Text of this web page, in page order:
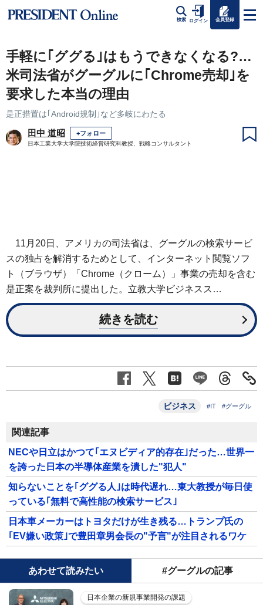
検索 ログイン 会員登録
手軽に｢ググる｣はもうできなくなる?…
米司法省がグーグルに｢Chrome売却｣を
要求した本当の理由
是正措置は｢Android規制｣など多岐にわたる
田中 道昭 +フォロー
日本工業大学大学院技術経営研究科教授、戦略コンサルタント
11月20日、アメリカの司法省は、グーグルの検索サービ
スの独占を解消するためとして、インターネット閲覧ソフ
ト（ブラウザ）「Chrome（クローム）」事業の売却を含む
是正案を裁判所に提出した。立教大学ビジネスス…
続きを読む
ビジネス #IT #グーグル
関連記事
NECや日立はかつて｢エヌビディア的存在｣だった…世界一
を誇った日本の半導体産業を潰した"犯人"
知らないことを｢ググる人｣は時代遅れ…東大教授が毎日使
っている｢無料で高性能の検索サービス｣
日本車メーカーはトヨタだけが生き残る…トランプ氏の
｢EV嫌い政策｣で豊田章男会長の"予言"が注目されるワケ
あわせて読みたい #グーグルの記事
日本企業の新規事業開発の課題